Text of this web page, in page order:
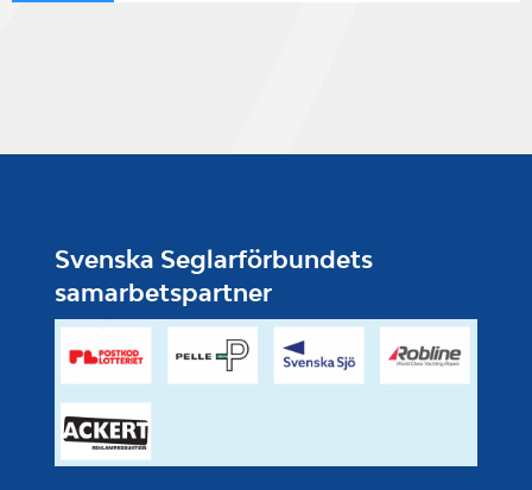
Svenska Seglarförbundets
samarbetspartner